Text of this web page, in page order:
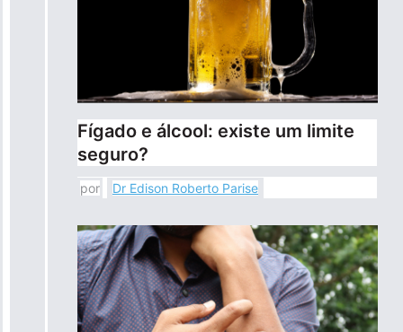
Fígado e álcool: existe um limite
seguro?
por Dr Edison Roberto Parise